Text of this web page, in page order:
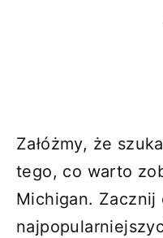
Załóżmy, że
tego, co warto
Michigan. Zacznij